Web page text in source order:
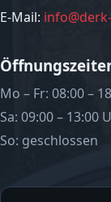
E-Mail:
Mo – Fr: 08:00 –
Sa: 09:00 – 13:00
So: geschlossen